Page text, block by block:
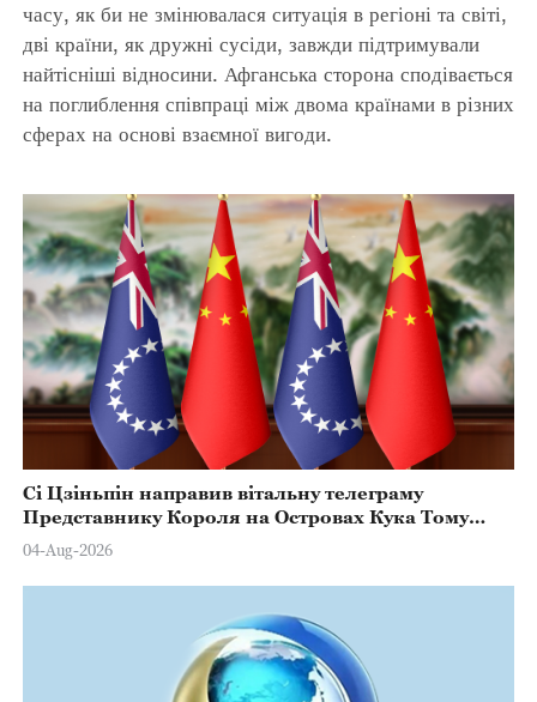
часу, як би не змінювалася ситуація в регіоні та світі,
дві країни, як дружні сусіди, завжди підтримували
найтісніші відносини. Афганська сторона сподівається
на поглиблення співпраці між двома країнами в різних
сферах на основі взаємної вигоди.
Сі Цзіньпін направив вітальну телеграму
Представнику Короля на Островах Кука Тому
Марстерсу з нагоди Дня Конституції
04-Aug-2026